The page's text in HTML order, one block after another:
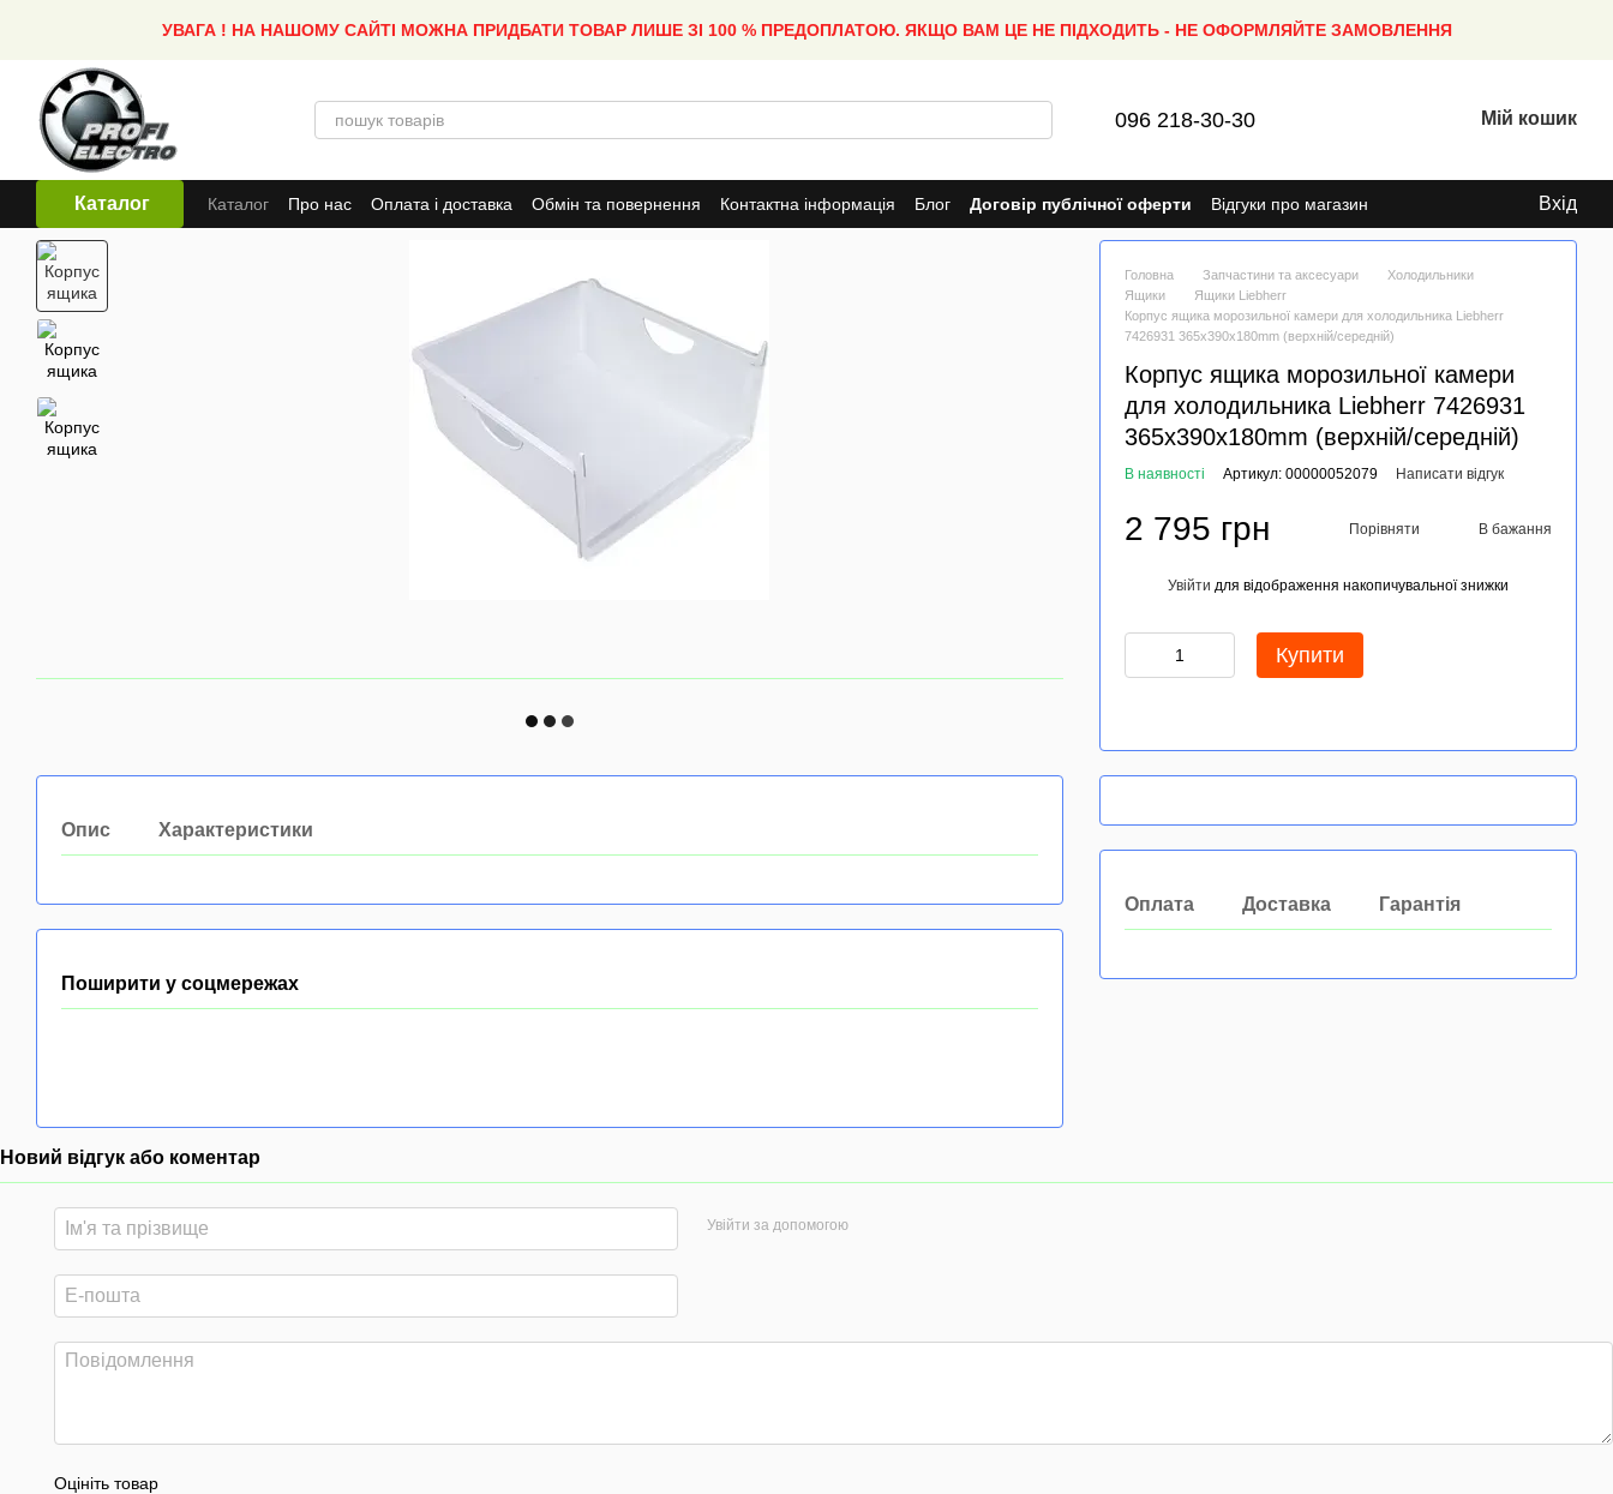
УВАГА ! НА НАШОМУ САЙТІ МОЖНА ПРИДБАТИ ТОВАР ЛИШЕ ЗІ 100 % ПРЕДОПЛАТОЮ. ЯКЩО ВАМ ЦЕ НЕ ПІДХОДИТЬ - НЕ ОФОРМЛЯЙТЕ ЗАМОВЛЕННЯ
096 218-30-30 Мій кошик
Каталог Каталог Про нас Оплата і доставка Обмін та повернення Контактна інформація Блог Договір публічної оферти Відгуки про магазин Вхід
Головна Запчастини та аксесуари
Холодильники
Ящики
Ящики Liebherr
Корпус ящика морозильної камери для холодильника Liebherr
7426931 365x390x180mm (верхній/середній)
Корпус ящика морозильної камери
для холодильника Liebherr 7426931
365x390x180mm (верхній/середній)
В наявності Артикул: 00000052079 Написати відгук
2 795 грн Порівняти В бажання
Увійти для відображення накопичувальної знижки
Купити
Оплата Доставка Гарантія
Опис Характеристики
Поширити у соцмережах
Новий відгук або коментар
Увійти за допомогою
Оцініть товар